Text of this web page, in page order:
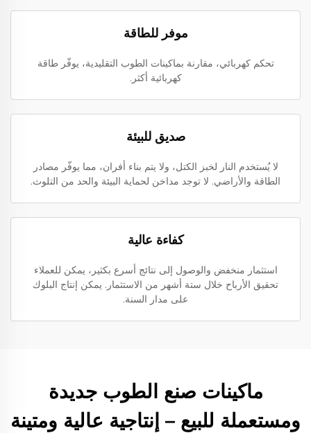
موفر للطاقة
تحكم كهربائي، مقارنة بماكينات الطوب التقليدية، يوفّر طاقة
كهربائية أكثر.
صديق للبيئة
لا يُستخدم النار لخبز الكتل، ولا يتم بناء أفران، مما يوفّر مصادر
الطاقة والأراضي. لا توجد مداخن لحماية البيئة والحد من التلوث.
كفاءة عالية
استثمار منخفض والوصول إلى نتائج أسرع بكثير، يمكن للعملاء
تحقيق الأرباح خلال ستة أشهر من الاستثمار. يمكن إنتاج البلوك
على مدار السنة.
ماكينات صنع الطوب جديدة
ومستعملة للبيع – إنتاجية عالية ومتينة